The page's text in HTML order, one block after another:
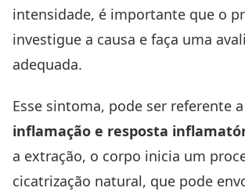
intensidade, é importante que o
investigue a causa e faça uma
adequada.
Esse sintoma, pode ser referente
inflamação e resposta
a extração, o corpo inicia um
cicatrização natural, que pode